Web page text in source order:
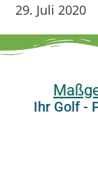
29. Juli 2020
Ihr Golf -